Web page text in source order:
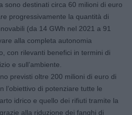
sono destinati circa 60 milioni di euro
progressivamente la quantità di
(da 14 GWh nel 2021 a 91
alla completa autonomia
con rilevanti benefici in termini di
e sull’ambiente.
previsti oltre 200 milioni di euro di
l’obiettivo di potenziare tutte le
idrico e quello dei rifiuti tramite la
alla riduzione dei fanghi di